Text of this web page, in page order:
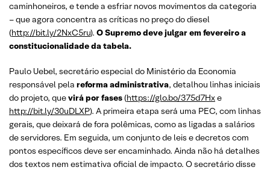
caminhoneiros, e tende a esfriar novos movimentos da categoria
– que agora concentra as críticas no preço do diesel
(http://bit.ly/2NxC5ru). O Supremo deve julgar em fevereiro a
constitucionalidade da tabela.
Paulo Uebel, secretário especial do Ministério da Economia
responsável pela reforma administrativa, detalhou linhas iniciais
do projeto, quevirá por fases(https://glo.bo/375d7Hxe
http://bit.ly/30uDLXP). A primeira etapa será uma PEC, com linhas
gerais, que deixará de fora polêmicas, como as ligadas a salários
de servidores. Em seguida, um conjunto de leis e decretos com
pontos específicos deve ser encaminhado. Ainda não há detalhes
dos textos nem estimativa oficial de impacto. O secretário disse